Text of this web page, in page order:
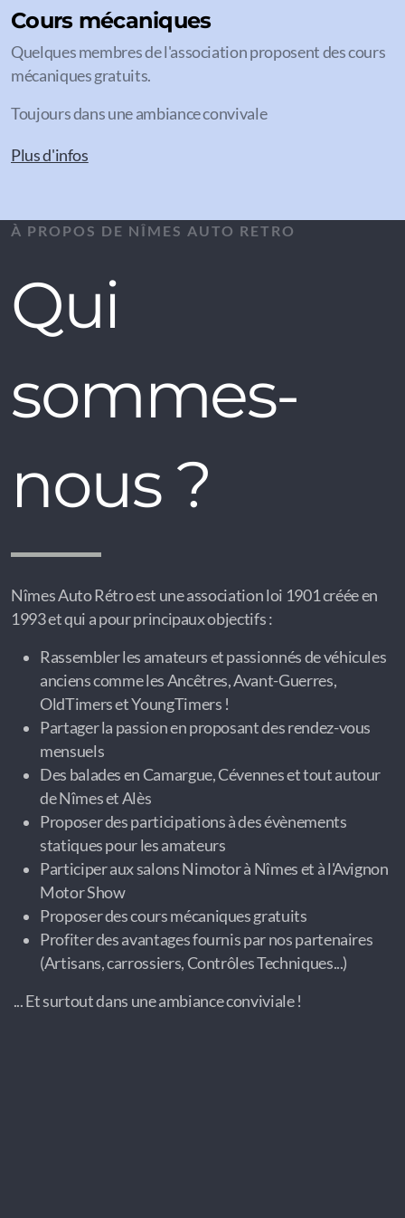
Cours mécaniques
Quelques membres de l'association proposent des cours
mécaniques gratuits.
Toujours dans une ambiance convivale
Plus d'infos
À PROPOS DE NÎMES AUTO RETRO
Qui
sommes-
nous ?
Nîmes Auto Rétro est une association loi 1901 créée en
1993 et qui a pour principaux objectifs :
Rassembler les amateurs et passionnés de véhicules
anciens comme les Ancêtres, Avant-Guerres,
OldTimers et YoungTimers !
Partager la passion en proposant des rendez-vous
mensuels
Des balades en Camargue, Cévennes et tout autour
de Nîmes et Alès
Proposer des participations à des évènements
statiques pour les amateurs
Participer aux salons Nimotor à Nîmes et à l'Avignon
Motor Show
Proposer des cours mécaniques gratuits
Profiter des avantages fournis par nos partenaires
(Artisans, carrossiers, Contrôles Techniques...)
... Et surtout dans une ambiance conviviale !